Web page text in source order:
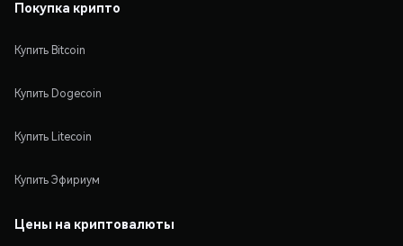
Покупка крипто
Купить Bitcoin
Купить Dogecoin
Купить Litecoin
Купить Эфириум
Цены на криптовалюты